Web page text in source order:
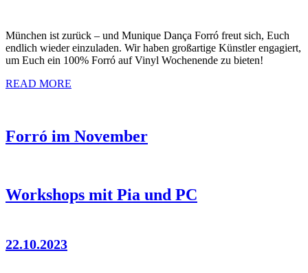
München ist zurück – und Munique Dança Forró freut sich, Euch
endlich wieder einzuladen. Wir haben großartige Künstler engagiert,
um Euch ein 100% Forró auf Vinyl Wochenende zu bieten!
READ MORE
Forró im November
Workshops mit Pia und PC
22.10.2023